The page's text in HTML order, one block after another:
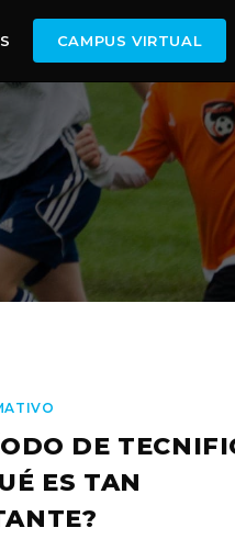
CAMPUS VIRTUAL
DE
ES TAN